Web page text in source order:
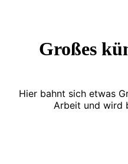
Großes
Hier bahnt sich etwas
Arbeit und wird